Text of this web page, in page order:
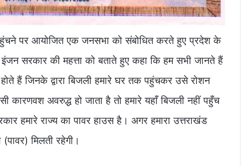
पर आयोजित एक जनसभा को संबोधित करते हुए प्रदेश के
सरकार की महत्ता को बताते हुए कहा कि हम सभी जानते हैं
हैं जिनके द्वारा बिजली हमारे घर तक पहुंचकर उसे रोशन
कारणवश अवरुद्ध हो जाता है तो हमारे यहाँ बिजली नहीं पहुँच
हमारे राज्य का पावर हाउस है। अगर हमारा उत्तराखंड
मिलती रहेगी।